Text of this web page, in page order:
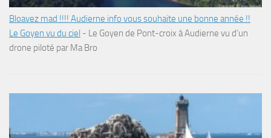
Bloavez mad !!!! Audierne info vous souhaite une bonne année !!
Le Goyen vu du ciel - Le Goyen de Pont-croix à Audierne vu d’un
drone piloté par Ma Bro